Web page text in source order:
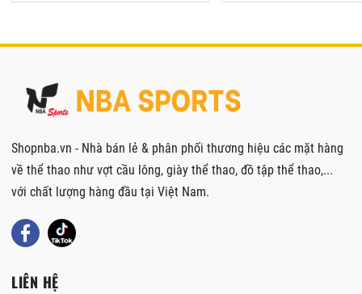
Shopnba.vn - Nhà bán lẻ & phân phối thương hiệu các mặt hàng
về thể thao như vợt cầu lông, giày thể thao, đồ tập thể thao,...
với chất lượng hàng đầu tại Việt Nam.
LIÊN HỆ